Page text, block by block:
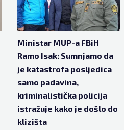
Ministar MUP-a FBiH
Ramo Isak: Sumnjamo da
je katastrofa posljedica
samo padavina,
kriminalistička policija
istražuje kako je došlo do
klizišta